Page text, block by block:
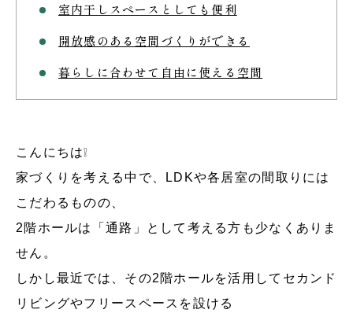
室内干しスペースとしても便利
開放感のある空間づくりができる
暮らしに合わせて自由に使える空間
こんにちは❕
家づくりを考える中で、LDKや各居室の間取りには
こだわるものの、
2階ホールは「通路」として考える方も少なくありま
せん。
しかし最近では、その2階ホールを活用してセカンド
リビングやフリースペースを設ける